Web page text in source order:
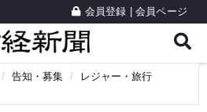
会員登録 会員ページ
告知・募集
レジャー・旅行